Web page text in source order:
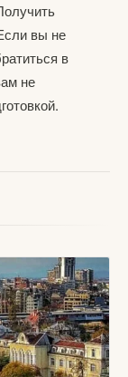
вы не
в
не